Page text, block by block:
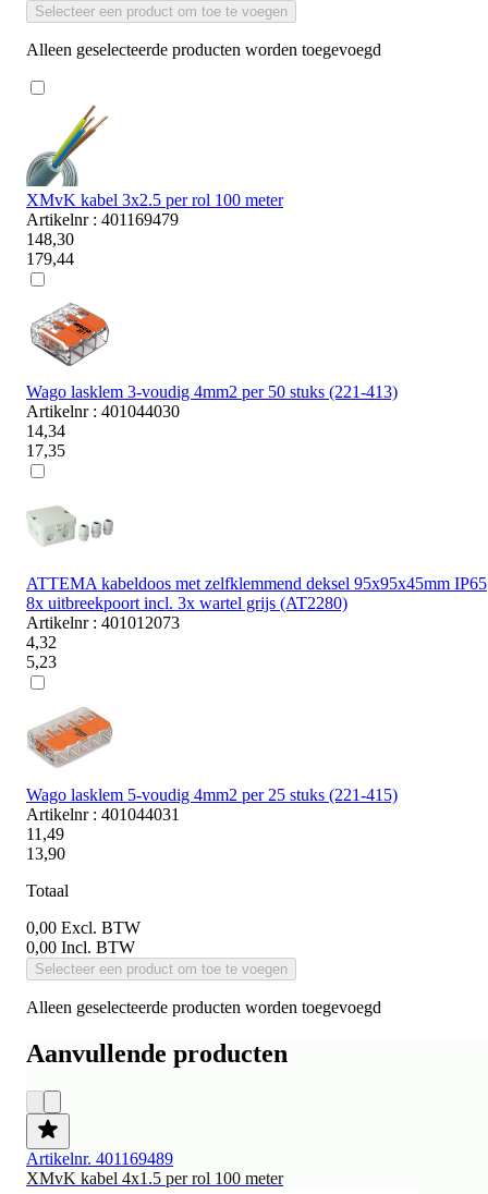
Selecteer een product om toe te voegen
Alleen geselecteerde producten worden toegevoegd
XMvK kabel 3x2.5 per rol 100 meter
Artikelnr : 401169479
148,30
179,44
Wago lasklem 3-voudig 4mm2 per 50 stuks (221-413)
Artikelnr : 401044030
14,34
17,35
ATTEMA kabeldoos met zelfklemmend deksel 95x95x45mm IP65
8x uitbreekpoort incl. 3x wartel grijs (AT2280)
Artikelnr : 401012073
4,32
5,23
Wago lasklem 5-voudig 4mm2 per 25 stuks (221-415)
Artikelnr : 401044031
11,49
13,90
Totaal
0,00 Excl. BTW
0,00 Incl. BTW
Selecteer een product om toe te voegen
Alleen geselecteerde producten worden toegevoegd
Aanvullende producten
Artikelnr. 401169489
XMvK kabel 4x1.5 per rol 100 meter